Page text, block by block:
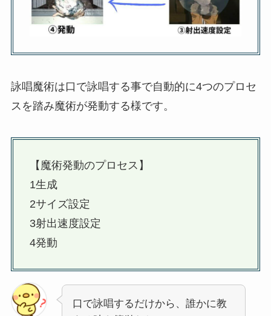
詠唱魔術は口で詠唱する事で自動的に4つのプロセ
スを踏み魔術が発動する様です。
【魔術発動のプロセス】
1生成
2サイズ設定
3射出速度設定
4発動
口で詠唱するだけから、誰かに教